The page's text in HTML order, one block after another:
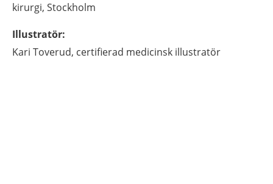
kirurgi, Stockholm
Illustratör:
Kari Toverud, certifierad medicinsk illustratör